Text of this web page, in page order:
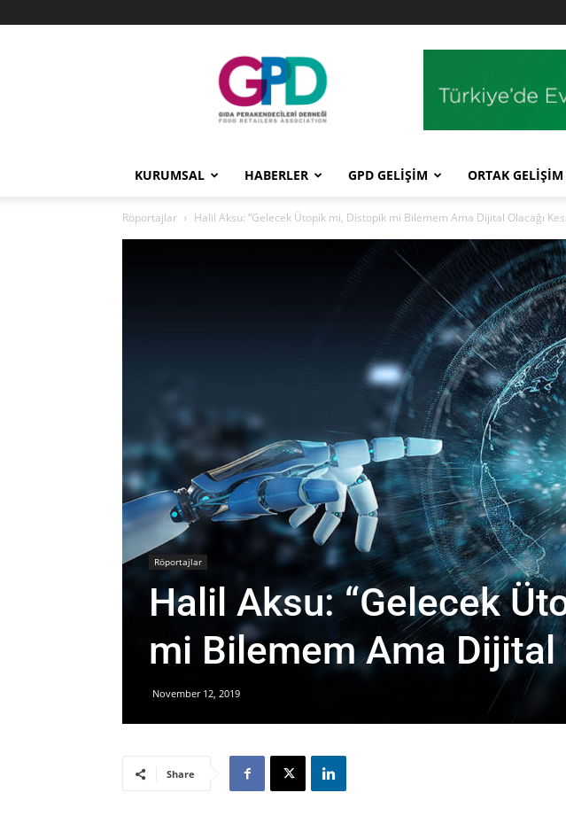
GPD
KURUMSAL HABERLER GPD GELİŞİM ORTAK GELİŞİM
Röportajlar Halil Aksu: “Gelecek Ütopik mi, Distopik mi Bilemem Ama Dijital Olacağı
Röportajlar
Halil Aksu: “Gelecek
mi Bilemem Ama Dijital
November 12, 2019
Share